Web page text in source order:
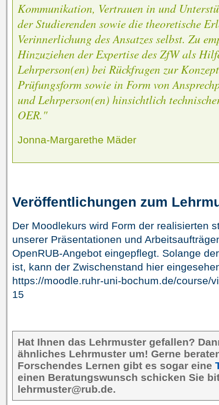
Kommunikation, Vertrauen in und
der Studierenden sowie die theoretische
Verinnerlichung des Ansatzes selbst. Zu
Hinzuziehen der Expertise des ZfW als
Lehrperson(en) bei Rückfragen zur
Prüfungsform sowie in Form von
und Lehrperson(en) hinsichtlich
OER."
Jonna-Margarethe Mäder
Veröffentlichungen zum
Der Moodlekurs wird Form der realisierten
unserer Präsentationen und
OpenRUB-Angebot eingepflegt. Solange
ist, kann der Zwischenstand hier
https://moodle.ruhr-uni-bochum.de/course/
15
Hat Ihnen das Lehrmuster gefallen?
ähnliches Lehrmuster um! Gerne
Forschendes Lernen gibt es sogar eine
einen Beratungswunsch schicken Sie
lehrmuster@rub.de.